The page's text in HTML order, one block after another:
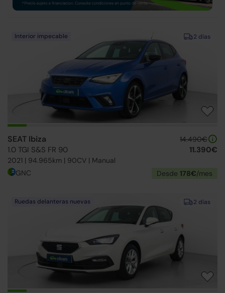
2 días
Interior impecable
SEAT Ibiza
1.0 TGI S&S FR 90
2021 | 94.965km | 90CV | Manual
14.490€
11.390€
GNC Desde 178€/mes
2 días
Ruedas delanteras nuevas